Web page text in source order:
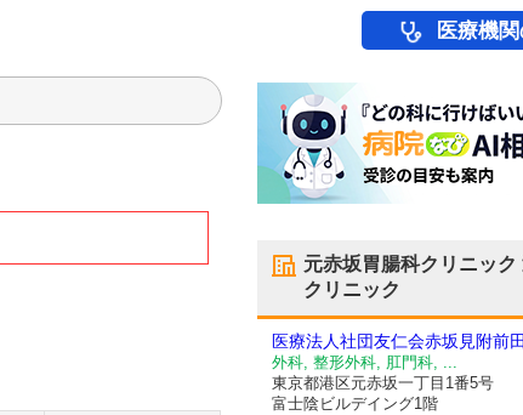
医療機
元赤坂胃腸科クリニック
クリニック
医療法人社団友仁会赤坂見附前
外科, 整形外科, 肛門科, ...
東京都港区元赤坂一丁目1番5号
富士陰ビルデイング1階